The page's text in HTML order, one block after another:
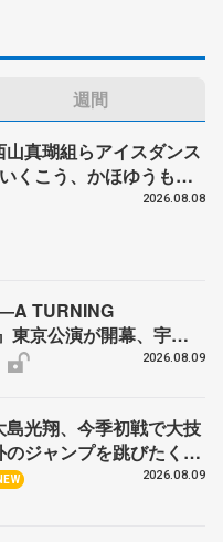
週間
真瑚組らアイスダンス
くこう、かほゆうも、
2026.08.08
TURNING
京公演が開幕、宇野
』にかける思いを
2026.08.09
島光翔、今季初戦で大技
ジャンプを跳びたくな
… 【関東サマートロフ
2026.08.09